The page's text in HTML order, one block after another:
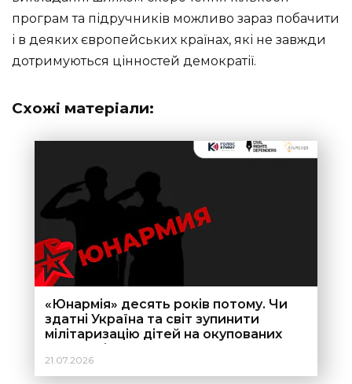
програм та підручників можливо зараз побачити
і в деяких європейських країнах, які не завжди
дотримуються цінностей демократії.
Схожі матеріали:
«Юнармія» десять років потому. Чи
здатні Україна та світ зупинити
мілітаризацію дітей на окупованих
територіях?
21.07.2026